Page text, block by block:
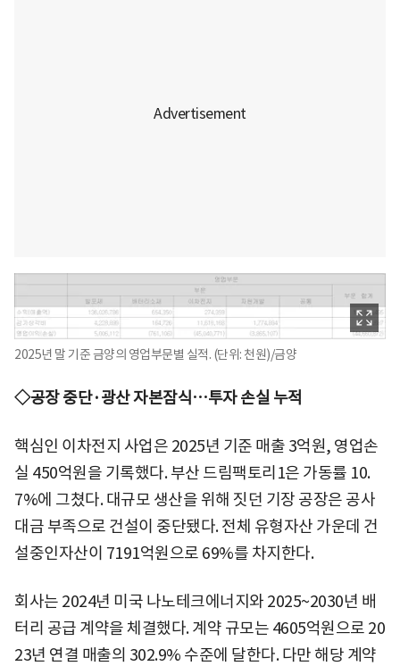
2025년 말 기준 금양의 영업부문별 실적. (단위: 천원)/금양
◇공장 중단·광산 자본잠식…투자 손실 누적
핵심인 이차전지 사업은 2025년 기준 매출 3억원, 영업손
실 450억원을 기록했다. 부산 드림팩토리1은 가동률 10.
7%에 그쳤다. 대규모 생산을 위해 짓던 기장 공장은 공사
대금 부족으로 건설이 중단됐다. 전체 유형자산 가운데 건
설중인자산이 7191억원으로 69%를 차지한다.
회사는 2024년 미국 나노테크에너지와 2025~2030년 배
터리 공급 계약을 체결했다. 계약 규모는 4605억원으로 20
23년 연결 매출의 302.9% 수준에 달한다. 다만 해당 계약